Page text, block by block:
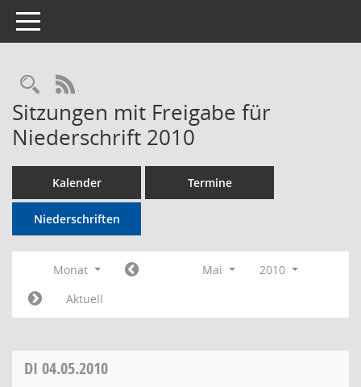
Toggle navigation
Rechercheauswahl
RSS-Feed
Sitzungen mit Freigabe für
Niederschrift 2010
Kalender Termine
Niederschriften
Monat Mai
2010
Aktuell
DI 04.05.2010